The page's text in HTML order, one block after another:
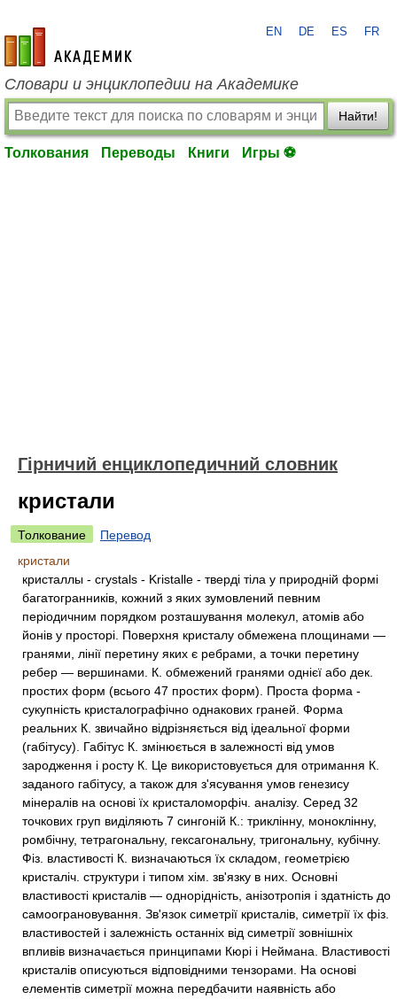
academic.ru
EN DE ES FR
Словари и энциклопедии на Академике
Найти!
Толкования Переводы Книги Игры ⚽
Гірничий енциклопедичний словник
кристали
Толкование
Перевод
кристали
кристаллы - crystals - Kristalle - тверді тіла у природній формі
багатогранників, кожний з яких зумовлений певним
періодичним порядком розташування молекул, атомів або
йонів у просторі. Поверхня кристалу обмежена площинами —
гранями, лінії перетину яких є ребрами, а точки перетину
ребер — вершинами. К. обмежений гранями однієї або дек.
простих форм (всього 47 простих форм). Проста форма -
сукупність кристалографічно однакових граней. Форма
реальних К. звичайно відрізняється від ідеальної форми
(габітусу). Габітус К. змінюється в залежності від умов
зародження і росту К. Це використовується для отримання К.
заданого габітусу, а також для з'ясування умов генезису
мінералів на основі їх кристаломорфіч. аналізу. Серед 32
точкових груп виділяють 7 сингоній К.: триклінну, моноклінну,
ромбічну, тетрагональну, гексагональну, тригональну, кубічну.
Фіз. властивості К. визначаються їх складом, геометрією
кристаліч. структури і типом хім. зв'язку в них. Основні
властивості кристалів — однорідність, анізотропія і здатність до
самоограновування. Зв'язок симетрії кристалів, симетрії їх фіз.
властивостей і залежність останніх від симетрії зовнішніх
впливів визначається принципами Кюрі і Неймана. Властивості
кристалів описуються відповідними тензорами. На основі
елементів симетрії можна передбачити наявність або